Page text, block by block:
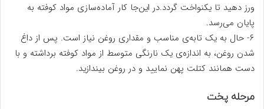
ورز دهید تا یکنواخت گردد.در این‌جا کار آماده‌سازی مواد کوفته به
پایان می‌رسد.
۶- حال به یک تابه‌ی مناسب و مقداری روغن نیاز است. پس از داغ
شدن روغن، به اندازه‌ی یک نارنگی متوسط از مواد کوفته برداشته و با
دست همانند کتلت پهن نمایید و در روغن بیندازید.
مرحله پخت